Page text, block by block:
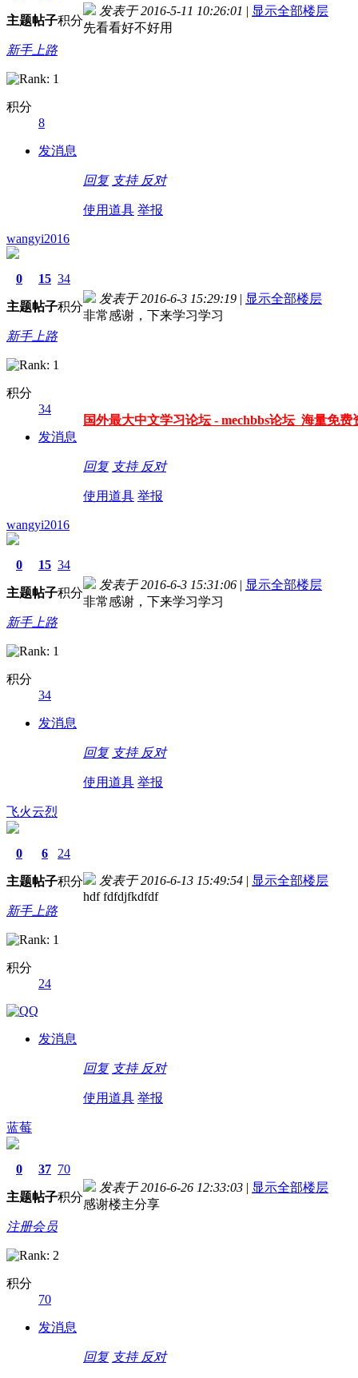
主题帖子积分
新手上路
积分
8
发消息
发表于 2016-5-11 10:26:01 | 显示全部楼层
先看看好不好用
回复 支持 反对
使用道具 举报
wangyi2016
0
主题
15
帖子
34
积分
新手上路
积分
34
发消息
发表于 2016-6-3 15:29:19 | 显示全部楼层
非常感谢，下来学习学习
国外最大中文学习论坛 - mechbbs论坛 海量免费
回复 支持 反对
使用道具 举报
wangyi2016
0
主题
15
帖子
34
积分
新手上路
积分
34
发消息
发表于 2016-6-3 15:31:06 | 显示全部楼层
非常感谢，下来学习学习
回复 支持 反对
使用道具 举报
飞火云烈
0
主题
6
帖子
24
积分
新手上路
积分
24
发消息
发表于 2016-6-13 15:49:54 | 显示全部楼层
hdf fdfdjfkdfdf
回复 支持 反对
使用道具 举报
蓝莓
0
主题
37
帖子
70
积分
注册会员
积分
70
发消息
发表于 2016-6-26 12:33:03 | 显示全部楼层
感谢楼主分享
回复 支持 反对